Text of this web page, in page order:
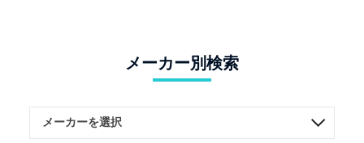
メーカー別検索